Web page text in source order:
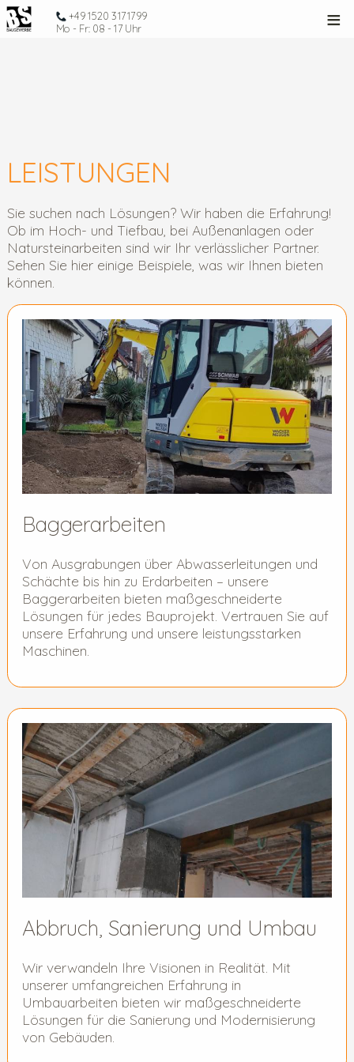
+49 1520 3171799
Mo - Fr: 08 - 17 Uhr
≡
LEISTUNGEN
Sie suchen nach Lösungen? Wir haben die Erfahrung!
Ob im Hoch- und Tiefbau, bei Außenanlagen oder
Natursteinarbeiten sind wir Ihr verlässlicher Partner.
Sehen Sie hier einige Beispiele, was wir Ihnen bieten
können.
Baggerarbeiten
Von Ausgrabungen über Abwasserleitungen und
Schächte bis hin zu Erdarbeiten – unsere
Baggerarbeiten bieten maßgeschneiderte
Lösungen für jedes Bauprojekt. Vertrauen Sie auf
unsere Erfahrung und unsere leistungsstarken
Maschinen.
Abbruch, Sanierung und Umbau
Wir verwandeln Ihre Visionen in Realität. Mit
unserer umfangreichen Erfahrung in
Umbauarbeiten bieten wir maßgeschneiderte
Lösungen für die Sanierung und Modernisierung
von Gebäuden.